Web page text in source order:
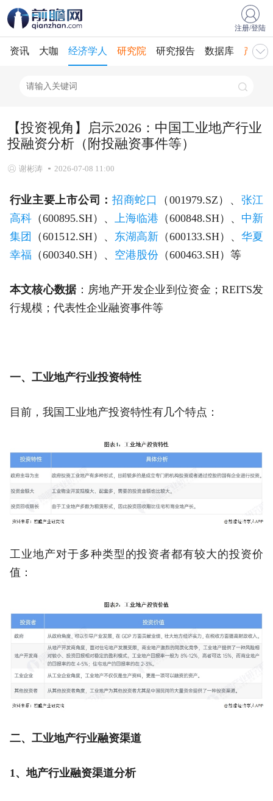
注册/登陆
资讯 大咖 经济学人 研究院 研究报告 数据库 产业
【投资视角】启示2026：中国工业地产行业
投融资分析（附投融资事件等）
谢彬涛 2026-07-08 11:00
行业主要上市公司： 招商蛇口 （001979.SZ）、 张江
高科（600895.SH）、 上海临港 （600848.SH）、 中新
集团
（601512.SH）、 东湖高新 （600133.SH）、华夏
幸福 （600340.SH）、 空港股份（600463.SH）等
本文核心数据：房地产开发企业到位资金；REITS发
行规模；代表性企业融资事件等
一、工业地产行业投资特性
目前，我国工业地产投资特性有几个特点：
工业地产对于多种类型的投资者都有较大的投资价
值：
二、工业地产行业融资渠道
1、地产行业融资渠道分析